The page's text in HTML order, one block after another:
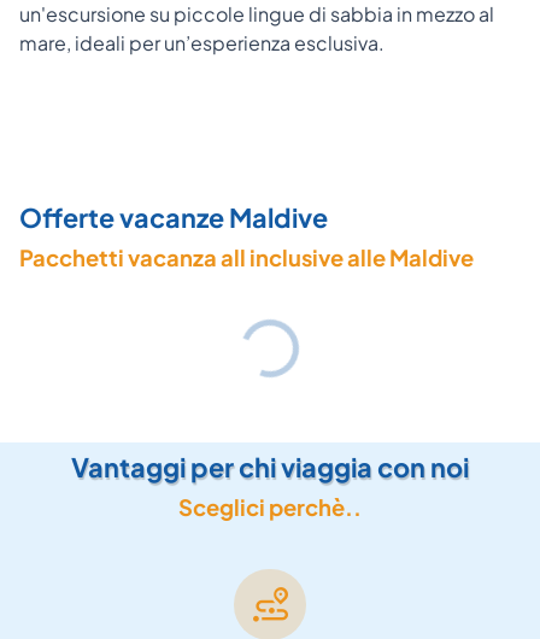
un'escursione su piccole lingue di sabbia in mezzo al
mare, ideali per un’esperienza esclusiva.
Offerte vacanze Maldive
Pacchetti vacanza all inclusive alle Maldive
Vantaggi per chi viaggia con noi
Sceglici perchè..